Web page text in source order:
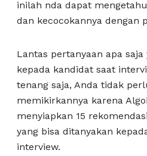
inilah nda dapat
dan kecocokannya dengan
Lantas pertanyaan apa
kepada kandidat saat
tenang saja, Anda tidak
memikirkannya karena
menyiapkan 15
yang bisa ditanyakan
interview.